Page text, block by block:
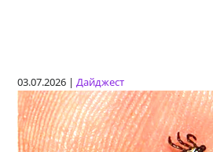
03.07.2026 |Дайджест